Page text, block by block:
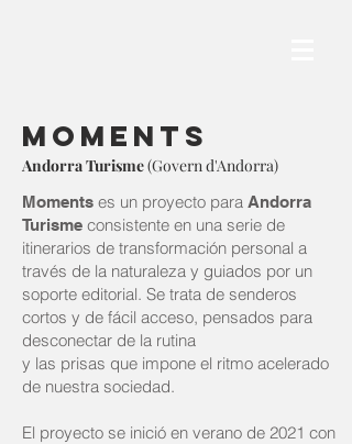
Moments
Andorra Turisme(Govern d'Andorra)
Moments es un proyecto para Andorra
Turisme consistente en una serie de
itinerarios de transformación personal a
través de la naturaleza y guiados por un
soporte editorial. Se trata de senderos
cortos y de fácil acceso, pensados para
desconectar de la rutina
y las prisas que impone el ritmo acelerado
de nuestra sociedad.
El proyecto se inició en verano de 2021 con